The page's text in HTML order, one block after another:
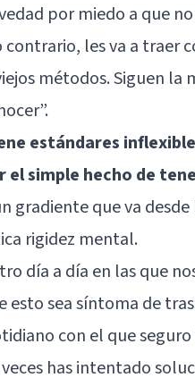
por miedo a que
les va a traer
métodos. Siguen la
estándares
el simple hecho de
gradiente que va
rigidez mental.
día a día en las que
esto sea síntoma de
con el que
has intentado